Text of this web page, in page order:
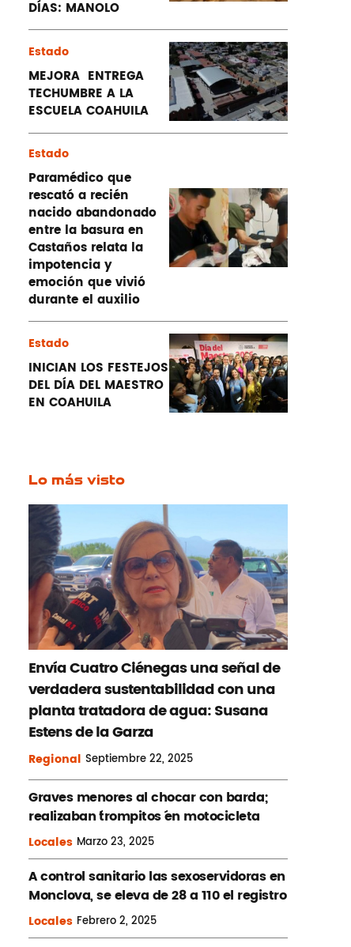
DÍAS: MANOLO
Estado
MEJORA ENTREGA
TECHUMBRE A LA
ESCUELA COAHUILA
Estado
Paramédico que
rescató a recién
nacido abandonado
entre la basura en
Castaños relata la
impotencia y
emoción que vivió
durante el auxilio
Estado
INICIAN LOS FESTEJOS
DEL DÍA DEL MAESTRO
EN COAHUILA
Lo más visto
Envía Cuatro Ciénegas una señal de
verdadera sustentabilidad con una
planta tratadora de agua: Susana
Estens de la Garza
Regional Septiembre22, 2025
Graves menores al chocar con barda;
realizaban ´trompitos ´en motocicleta
Locales Marzo23, 2025
A control sanitario las sexoservidoras en
Monclova, se eleva de 28 a 110 el registro
Locales Febrero2, 2025